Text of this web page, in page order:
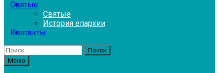
Святые
Святые
История епархии
Контакты
Найти:
Меню